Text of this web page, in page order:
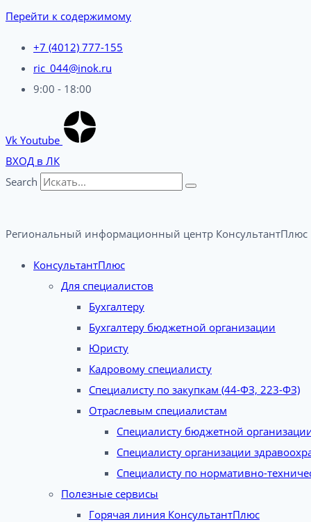
Перейти к содержимому
+7 (4012) 777-155
ric_044@inok.ru
9:00 - 18:00
Vk Youtube
ВХОД в ЛК
Search
Региональный информационный центр
КонсультантПлюс
Для специалистов
Бухгалтеру
Бухгалтеру бюджетной организации
Юристу
Кадровому специалисту
Специалисту по закупкам (44-ФЗ, 223-ФЗ)
Отраслевым специалистам
Специалисту бюджетной
Специалисту организации
Специалисту по нормативно-
Полезные сервисы
Горячая линия КонсультантПлюс